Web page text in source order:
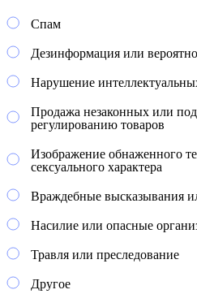
Спам
Дезинформация или
Нарушение
Продажа незаконных или
регулированию товаров
Изображение обнаженного
сексуального характера
Враждебные высказывания
Насилие или опасные
Травля или преследование
Другое